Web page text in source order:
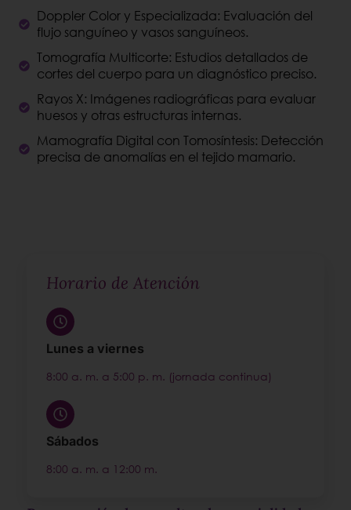
Doppler Color y Especializada: Evaluación del
flujo sanguíneo y vasos sanguíneos.
Tomografía Multicorte: Estudios detallados de
cortes del cuerpo para un diagnóstico preciso.
Rayos X: Imágenes radiográficas para evaluar
huesos y otras estructuras internas.
Mamografía Digital con Tomosíntesis: Detección
precisa de anomalías en el tejido mamario.
Horario de Atención
Lunes a viernes
8:00 a. m. a 5:00 p. m. (jornada continua)
Sábados
8:00 a. m. a 12:00 m.